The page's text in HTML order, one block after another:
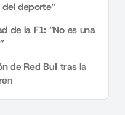
deporte”
de la F1: “No es una
de Red Bull tras la